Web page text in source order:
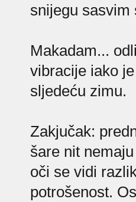
snijegu sasvim
Makadam...
vibracije iako
sljedeću zimu.
Zakjučak:
šare nit
oči se vidi
potrošenost.